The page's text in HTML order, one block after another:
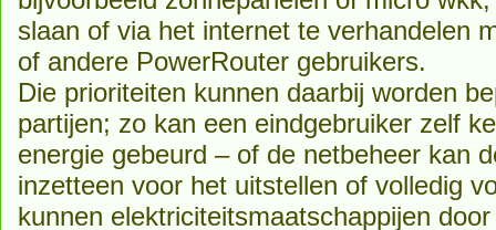
slaan of via het internet te verhandelen
of andere PowerRouter gebruikers.
Die prioriteiten kunnen daarbij worden
partijen; zo kan een eindgebruiker zelf
energie gebeurd – of de netbeheer kan
inzetteen voor het uitstellen of volledig
kunnen elektriciteitsmaatschappijen